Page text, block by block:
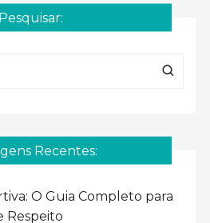
Pesquisar:
Recentes:
O Guia Completo para
Respeito